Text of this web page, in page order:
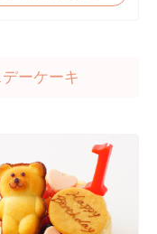
ーケーキ